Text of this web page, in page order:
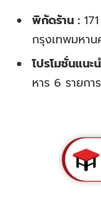
พิกัดร้าน :
กรุงเทพมหา
โปรโมชั่นแนะ
หาร 6 รายก